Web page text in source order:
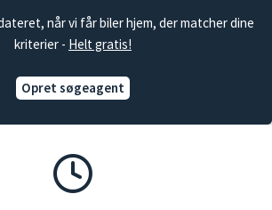
når vi får biler hjem, der matcher dine
kriterier - Helt gratis!
Opret søgeagent